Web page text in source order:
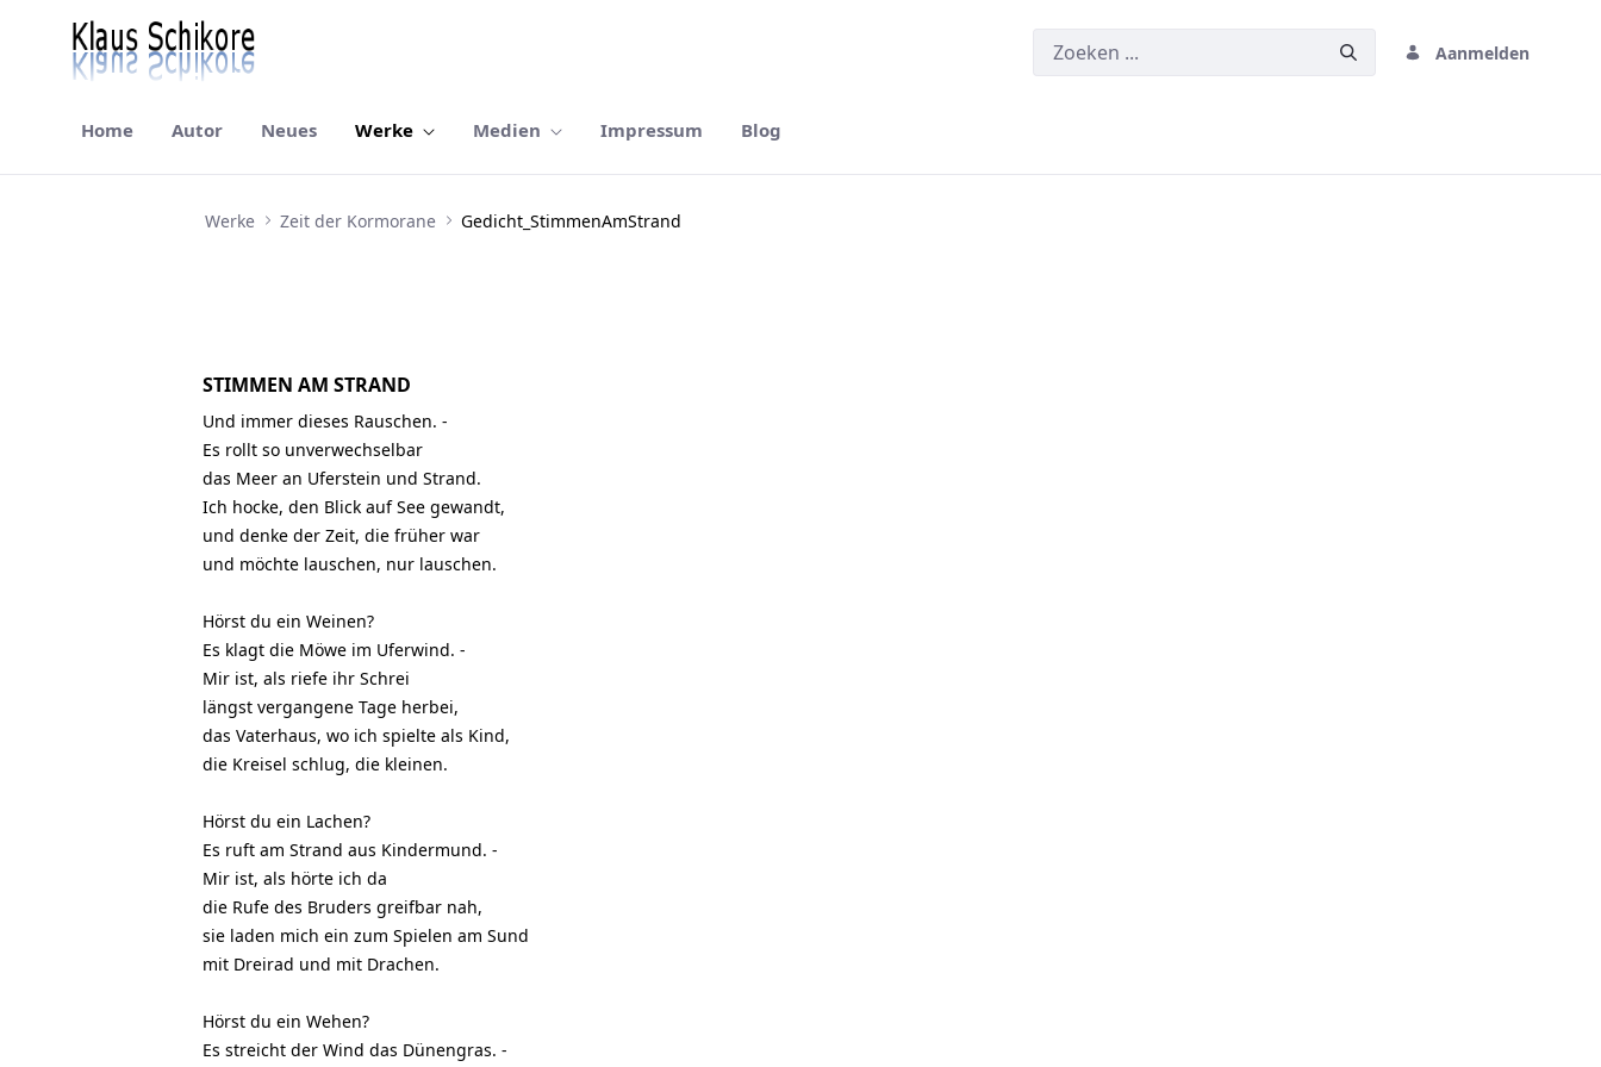
Aanmelden
Home Autor Neues Werke Medien Impressum Blog
Werke Zeit der Kormorane Gedicht_StimmenAmStrand
STIMMEN AM STRAND
Und immer dieses Rauschen. -
Es rollt so unverwechselbar
das Meer an Uferstein und Strand.
Ich hocke, den Blick auf See gewandt,
und denke der Zeit, die früher war
und möchte lauschen, nur lauschen.
Hörst du ein Weinen?
Es klagt die Möwe im Uferwind. -
Mir ist, als riefe ihr Schrei
längst vergangene Tage herbei,
das Vaterhaus, wo ich spielte als Kind,
die Kreisel schlug, die kleinen.
Hörst du ein Lachen?
Es ruft am Strand aus Kindermund. -
Mir ist, als hörte ich da
die Rufe des Bruders greifbar nah,
sie laden mich ein zum Spielen am Sund
mit Dreirad und mit Drachen.
Hörst du ein Wehen?
Es streicht der Wind das Dünengras. -